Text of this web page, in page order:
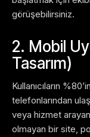
görüşebilirsiniz.
2. Mobil
Tasarım)
Kullanıcıların
telefonlarından
veya hizmet
olmayan bir site,